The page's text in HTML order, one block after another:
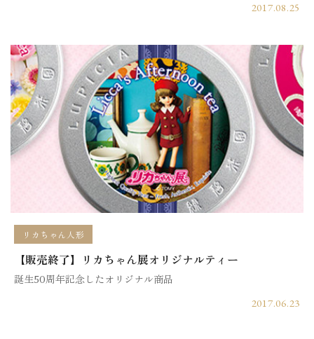
2017.08.25
リカちゃん人形
【販売終了】リカちゃん展オリジナルティー
誕生50周年記念したオリジナル商品
2017.06.23